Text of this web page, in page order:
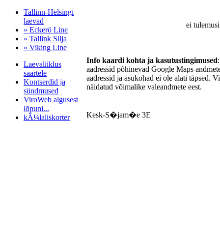
Tallinn-Helsingi
laevad
» Eckerö Line
» Tallink Silja
» Viking Line
Laevaliiklus
saartele
Kontserdid ja
sündmused
ViroWeb algusest
lõpuni...
kÃ¼laliskorter
ei
Info kaardi kohta ja kasutustingimused
aadressid põhinevad Google Maps
aadressid ja asukohad ei ole alati täpsed.
näidatud võimalike valeandmete eest.
Kesk-S�jam�e 3E